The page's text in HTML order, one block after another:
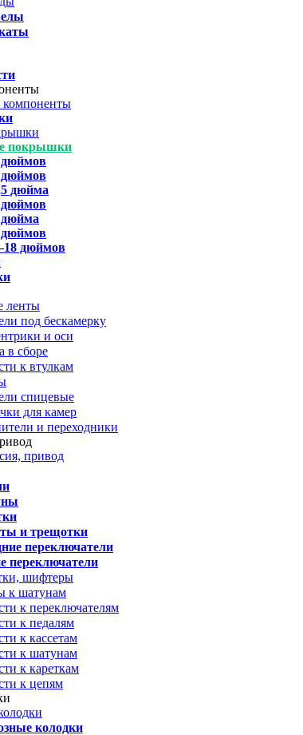
компоненты
покрышки
дюймов
дюймов
дюйма
дюймов
дюйма
дюймов
дюймов
ленты
под бескамерку
и оси
в сборе
к втулкам
спицевые
для камер
и переходники
привод
и трещотки
переключатели
переключатели
шифтеры
к шатунам
к переключателям
к педалям
к кассетам
к шатунам
к кареткам
к цепям
колодки